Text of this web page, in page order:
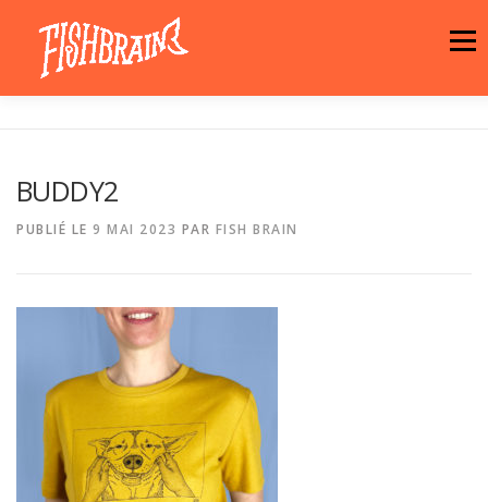
contenu
Menu
LA BOUTIQUE
BUDDY2
PUBLIÉ LE 9 MAI 2023 PAR FISH BRAIN